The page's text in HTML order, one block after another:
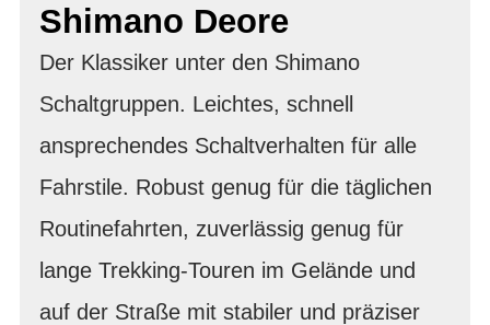
Shimano Deore
Der Klassiker unter den Shimano
Schaltgruppen. Leichtes, schnell
ansprechendes Schaltverhalten für alle
Fahrstile. Robust genug für die täglichen
Routinefahrten, zuverlässig genug für
lange Trekking-Touren im Gelände und
auf der Straße mit stabiler und präziser